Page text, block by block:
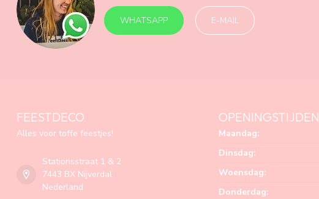
WHATSAPP E-MAIL
FEESTDECO
Alles voor toffe feestjes!
Stationsstraat 1 & 2
7443 BX Nijverdal
Nederland
OPENINGSTIJDEN
Maandag:
Dinsdag:
Woensdag:
Donderdag: